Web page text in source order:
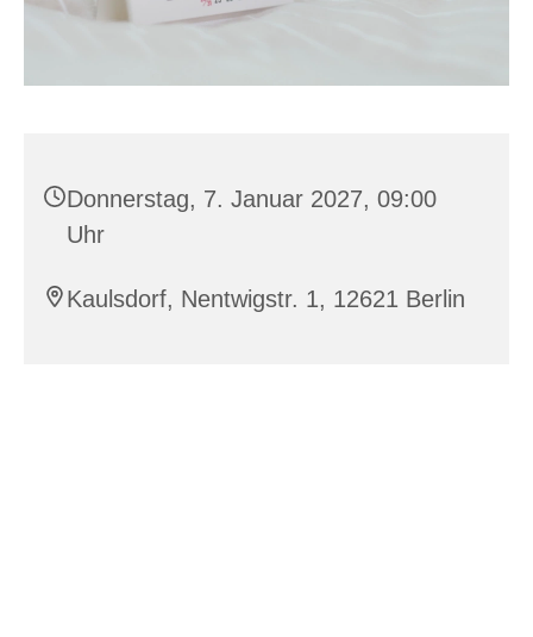
Donnerstag, 7. Januar 2027, 09:00
Uhr
Kaulsdorf, Nentwigstr. 1, 12621 Berlin